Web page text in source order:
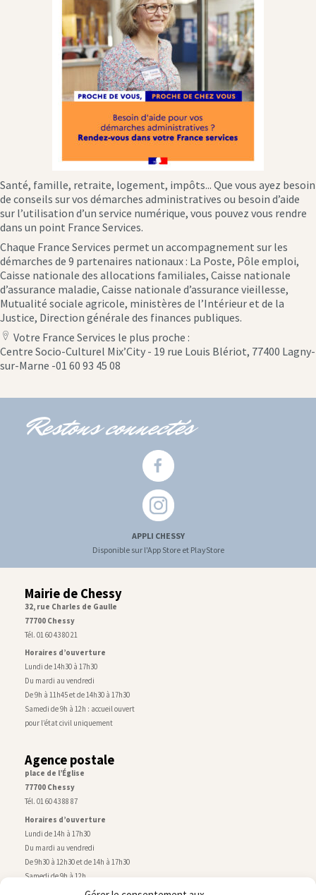
Santé, famille, retraite, logement, impôts... Que vous ayez besoin
de conseils sur vos démarches administratives ou besoin d’aide
sur l’utilisation d’un service numérique, vous pouvez vous rendre
dans un point France Services.
Chaque France Services permet un accompagnement sur les
démarches de 9 partenaires nationaux : La Poste, Pôle emploi,
Caisse nationale des allocations familiales, Caisse nationale
d’assurance maladie, Caisse nationale d’assurance vieillesse,
Mutualité sociale agricole, ministères de l’Intérieur et de la
Justice, Direction générale des finances publiques.
location
icon
Votre France Services le plus proche :
Centre Socio-Culturel Mix’City - 19 rue Louis Blériot, 77400 Lagny-
sur-Marne -01 60 93 45 08
Restons connectés
APPLI CHESSY
Disponible sur l'App Store et PlayStore
Mairie de Chessy
32, rue Charles de Gaulle
77700 Chessy
Tél. 01 60 43 80 21
Horaires d’ouverture
Lundi de 14h30 à 17h30
Du mardi au vendredi
De 9h à 11h45 et de 14h30 à 17h30
Samedi de 9h à 12h : accueil ouvert
pour l’état civil uniquement
Agence postale
place de l’Église
77700 Chessy
Tél. 01 60 43 88 87
Horaires d’ouverture
Lundi de 14h à 17h30
Du mardi au vendredi
De 9h30 à 12h30 et de 14h à 17h30
Samedi de 9h à 12h